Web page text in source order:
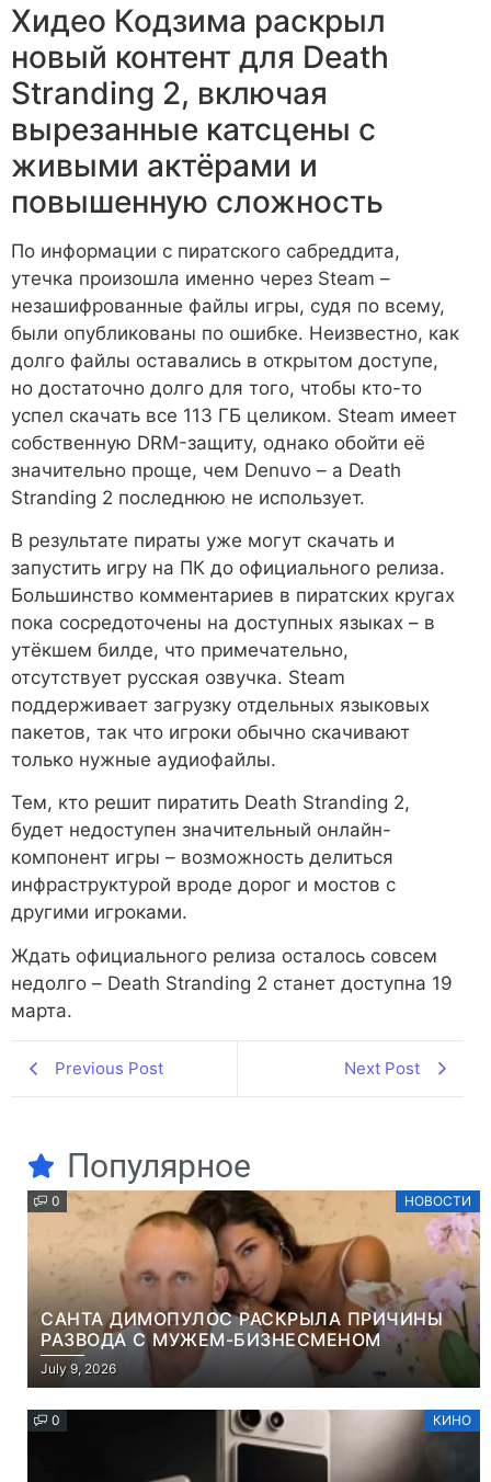
Хидео Кодзима раскрыл
новый контент для Death
Stranding 2, включая
вырезанные катсцены с
живыми актёрами и
повышенную сложность
По информации с пиратского сабреддита,
утечка произошла именно через Steam –
незашифрованные файлы игры, судя по всему,
были опубликованы по ошибке. Неизвестно, как
долго файлы оставались в открытом доступе,
но достаточно долго для того, чтобы кто-то
успел скачать все 113 ГБ целиком. Steam имеет
собственную DRM-защиту, однако обойти её
значительно проще, чем Denuvo – а Death
Stranding 2 последнюю не использует.
В результате пираты уже могут скачать и
запустить игру на ПК до официального релиза.
Большинство комментариев в пиратских кругах
пока сосредоточены на доступных языках – в
утёкшем билде, что примечательно,
отсутствует русская озвучка. Steam
поддерживает загрузку отдельных языковых
пакетов, так что игроки обычно скачивают
только нужные аудиофайлы.
Тем, кто решит пиратить Death Stranding 2,
будет недоступен значительный онлайн-
компонент игры – возможность делиться
инфраструктурой вроде дорог и мостов с
другими игроками.
Ждать официального релиза осталось совсем
недолго – Death Stranding 2 станет доступна 19
марта.
Previous Post Next Post
Популярное
0 НОВОСТИ
САНТА ДИМОПУЛОС РАСКРЫЛА ПРИЧИНЫ
РАЗВОДА С МУЖЕМ-БИЗНЕСМЕНОМ
July 9, 2026
0 КИНО